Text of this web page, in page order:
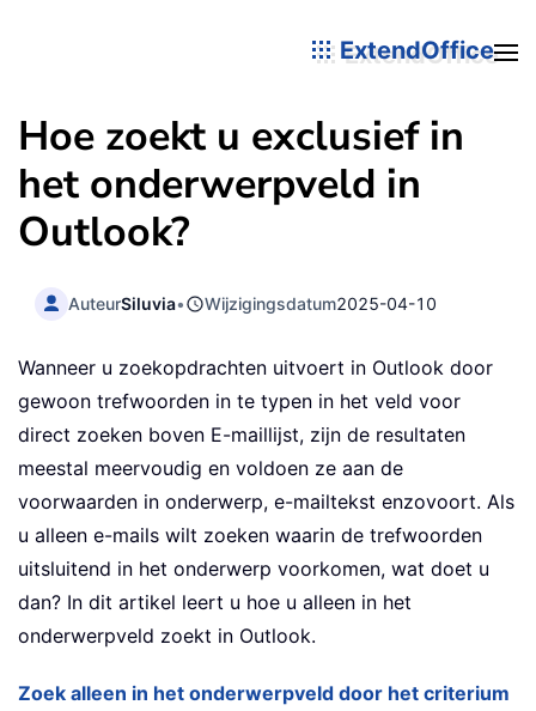
ExtendOffice
Hoe zoekt u exclusief in
het onderwerpveld in
Outlook?
AuteurSiluvia• Wijzigingsdatum2025-04-10
Wanneer u zoekopdrachten uitvoert in Outlook door
gewoon trefwoorden in te typen in het veld voor
direct zoeken boven E-maillijst, zijn de resultaten
meestal meervoudig en voldoen ze aan de
voorwaarden in onderwerp, e-mailtekst enzovoort. Als
u alleen e-mails wilt zoeken waarin de trefwoorden
uitsluitend in het onderwerp voorkomen, wat doet u
dan? In dit artikel leert u hoe u alleen in het
onderwerpveld zoekt in Outlook.
Zoek alleen in het onderwerpveld door het criterium